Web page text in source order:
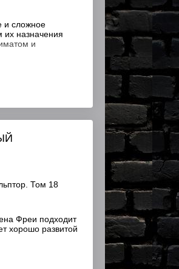
и сложное
их назначения
и
Том 18
Фреи подходит
хорошо развитой